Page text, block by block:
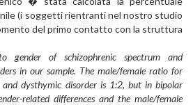
(i soggetti rientranti nel nostro studio
del primo contatto con la struttura
gender of schizophrenic spectrum and
in our sample. The male/female ratio for
and dysthymic disorder is 1:2, but in bipolar
related differences and the male/female